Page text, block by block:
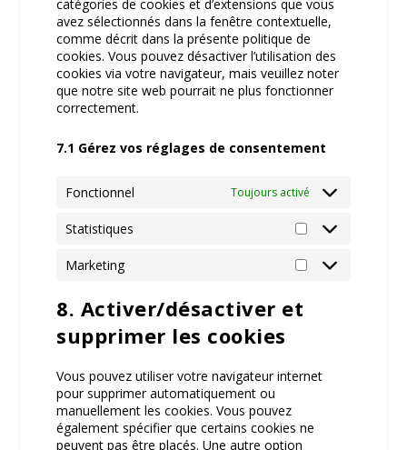
catégories de cookies et d’extensions que vous
avez sélectionnés dans la fenêtre contextuelle,
comme décrit dans la présente politique de
cookies. Vous pouvez désactiver l’utilisation des
cookies via votre navigateur, mais veuillez noter
que notre site web pourrait ne plus fonctionner
correctement.
7.1 Gérez vos réglages de consentement
Fonctionnel Toujours activé
Statistiques
Statistiques
Marketing
Marketing
8. Activer/désactiver et
supprimer les cookies
Vous pouvez utiliser votre navigateur internet
pour supprimer automatiquement ou
manuellement les cookies. Vous pouvez
également spécifier que certains cookies ne
peuvent pas être placés. Une autre option